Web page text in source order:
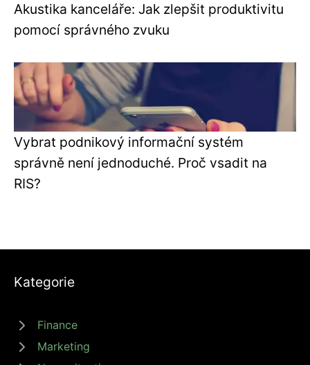
Akustika kanceláře: Jak zlepšit produktivitu
pomocí správného zvuku
Vybrat podnikový informační systém
správně není jednoduché. Proč vsadit na
RIS?
Kategorie
Finance
Marketing